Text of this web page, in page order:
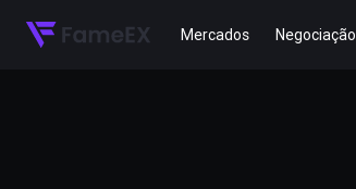
Mercados Negociação